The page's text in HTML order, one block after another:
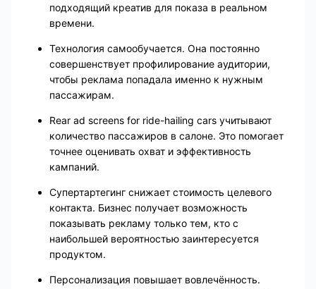
подходящий креатив для показа в реальном
времени.
Технология самообучается. Она постоянно
совершенствует профилирование аудитории,
чтобы реклама попадала именно к нужным
пассажирам.
Rear ad screens for ride-hailing cars учитывают
количество пассажиров в салоне. Это помогает
точнее оценивать охват и эффективность
кампаний.
Супертартегинг снижает стоимость целевого
контакта. Бизнес получает возможность
показывать рекламу только тем, кто с
наибольшей вероятностью заинтересуется
продуктом.
Персонализация повышает вовлечённость.